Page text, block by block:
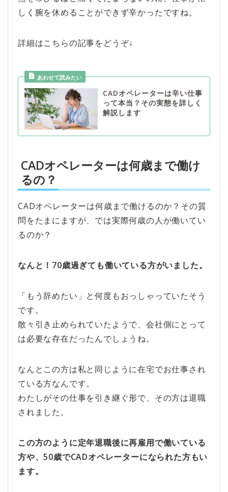
しく腕を休めることができず辛かったですね。
詳細はこちらの記事をどうぞ↓
CADオペレーターは辛い仕事
って本当？その実態を詳しく
解説します
CADオペレーターは何歳まで働け
るの？
CADオペレーターは何歳まで働けるのか？その質
問をたまにますが、では実際何歳の人が働いてい
るのか？
なんと！70歳過ぎても働いている方がいました。
「もう辞めたい」と何度もおっしゃっていたそう
です。
散々引き止められていたようで、会社側にとって
は必要な存在だったんでしょうね。
なんとこの方は私と同じように在宅でお仕事され
ている方なんです。
わたしがその仕事を引き継ぐ形で、その方は退職
されました。
この方のように定年退職後に再雇用で働いている
方や、50歳でCADオペレーターになられた方もい
ます。